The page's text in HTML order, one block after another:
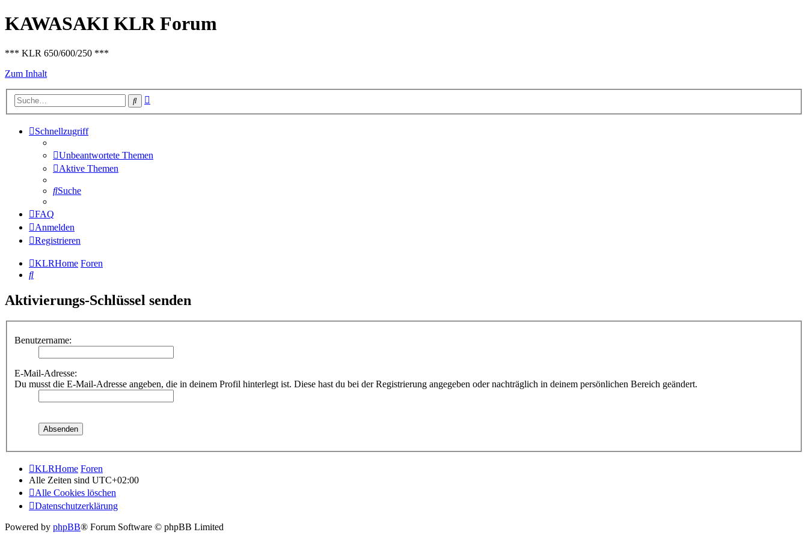
KAWASAKI KLR Forum
*** KLR 650/600/250 ***
Zum Inhalt
Suche
Schnellzugriff
Unbeantwortete Themen
Aktive Themen
Suche
FAQ
Anmelden
Registrieren
KLRHome Foren
Suche
Aktivierungs-Schlüssel senden
Benutzername:
E-Mail-Adresse:
Du musst die E-Mail-Adresse angeben, die in deinem Profil hinterlegt ist. Diese hast du bei der Registrierung angegeben oder nachträglich in deinem persönlichen Bereich geändert.
KLRHome Foren
Alle Zeiten sind UTC+02:00
Alle Cookies löschen
Datenschutzerklärung
Powered by phpBB® Forum Software © phpBB Limited